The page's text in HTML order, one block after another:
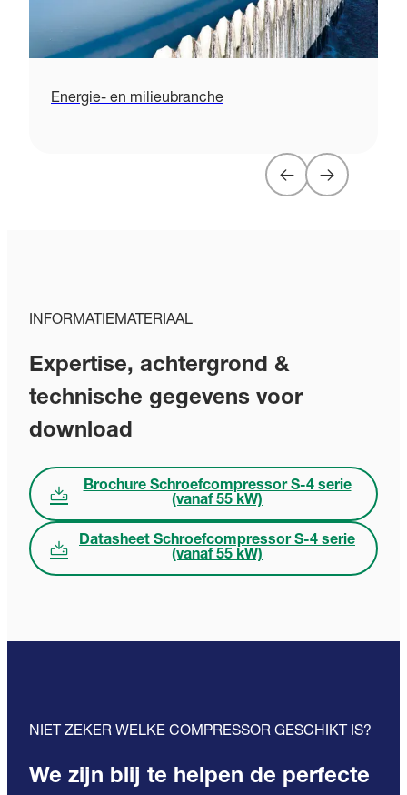
Energie- en milieubranche
INFORMATIEMATERIAAL
Expertise, achtergrond &
technische gegevens voor
download
Brochure Schroefcompressor S-4 serie
(vanaf 55 kW)
Datasheet Schroefcompressor S-4 serie
(vanaf 55 kW)
NIET ZEKER WELKE COMPRESSOR GESCHIKT IS?
We zijn blij te helpen de perfecte